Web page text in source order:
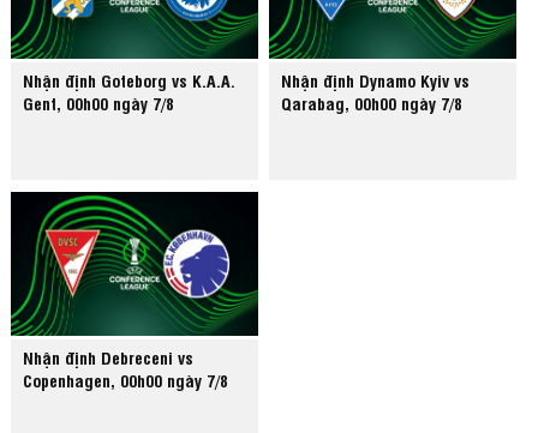
Nhận định Goteborg vs K.A.A.
Gent, 00h00 ngày 7/8
Nhận định Dynamo Kyiv vs
Qarabag, 00h00 ngày 7/8
Nhận định Debreceni vs
Copenhagen, 00h00 ngày 7/8